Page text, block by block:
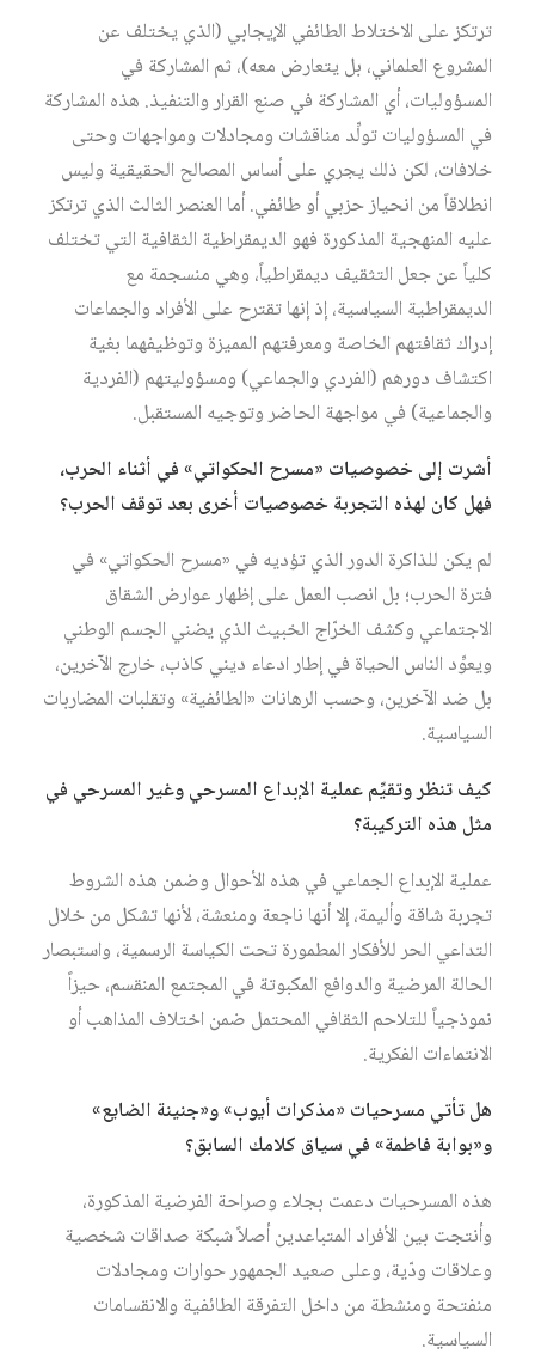
ترتكز على الاختلاط الطائفي الإيجابي (الذي يختلف عن
المشروع العلماني، بل يتعارض معه)، ثم المشاركة في
المسؤوليات، أي المشاركة في صنع القرار والتنفيذ. هذه المشاركة
في المسؤوليات تولِّد مناقشات ومجادلات ومواجهات وحتى
خلافات، لكن ذلك يجري على أساس المصالح الحقيقية وليس
انطلاقاً من انحياز حزبي أو طائفي. أما العنصر الثالث الذي ترتكز
عليه المنهجية المذكورة فهو الديمقراطية الثقافية التي تختلف
كلياً عن جعل التثقيف ديمقراطياً، وهي منسجمة مع
الديمقراطية السياسية، إذ إنها تقترح على الأفراد والجماعات
إدراك ثقافتهم الخاصة ومعرفتهم المميزة وتوظيفهما بغية
اكتشاف دورهم (الفردي والجماعي) ومسؤوليتهم (الفردية
والجماعية) في مواجهة الحاضر وتوجيه المستقبل.
أشرت إلى خصوصيات «مسرح الحكواتي» في أثناء الحرب،
فهل كان لهذه التجربة خصوصيات أخرى بعد توقف الحرب؟
لم يكن للذاكرة الدور الذي تؤديه في «مسرح الحكواتي» في
فترة الحرب؛ بل انصب العمل على إظهار عوارض الشقاق
الاجتماعي وكشف الخرّاج الخبيث الذي يضني الجسم الوطني
ويعوِّد الناس الحياة في إطار ادعاء ديني كاذب، خارج الآخرين،
بل ضد الآخرين، وحسب الرهانات «الطائفية» وتقلبات المضاربات
السياسية.
كيف تنظر وتقيِّم عملية الإبداع المسرحي وغير المسرحي في
مثل هذه التركيبة؟
عملية الإبداع الجماعي في هذه الأحوال وضمن هذه الشروط
تجربة شاقة وأليمة، إلا أنها ناجعة ومنعشة، لأنها تشكل من خلال
التداعي الحر للأفكار المطمورة تحت الكياسة الرسمية، واستبصار
الحالة المرضية والدوافع المكبوتة في المجتمع المنقسم، حيزاً
نموذجياً للتلاحم الثقافي المحتمل ضمن اختلاف المذاهب أو
الانتماءات الفكرية.
هل تأتي مسرحيات «مذكرات أيوب» و«جنينة الضايع»
و«بوابة فاطمة» في سياق كلامك السابق؟
هذه المسرحيات دعمت بجلاء وصراحة الفرضية المذكورة،
وأنتجت بين الأفراد المتباعدين أصلاً شبكة صداقات شخصية
وعلاقات ودّية، وعلى صعيد الجمهور حوارات ومجادلات
منفتحة ومنشطة من داخل التفرقة الطائفية والانقسامات
السياسية.